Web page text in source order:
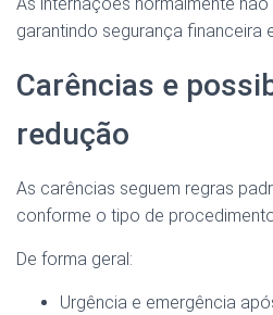
garantindo segurança financeira
Carências e
redução
As carências seguem regras
conforme o tipo de
De forma geral:
Urgência e emergência